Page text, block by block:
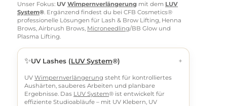
Unser Fokus: UV Wimpernverlängerung mit dem LUV
System®. Ergänzend findest du bei CFB Cosmetics®
professionelle Lösungen für Lash & Brow Lifting, Henna
Brows, Airbrush Brows, Microneedling/BB Glow und
Plasma Lifting.
✨UV Lashes (LUV System®) +
UV Wimpernverlängerung steht für kontrolliertes
Aushärten, sauberes Arbeiten und planbare
Ergebnisse. Das LUV System® ist entwickelt für
effiziente Studioabläufe – mit UV Klebern, UV